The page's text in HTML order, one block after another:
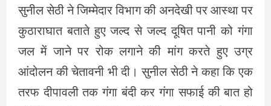
सुनील सेठी ने जिम्मेदार विभाग की अनदेखी पर आस्था पर
कुठाराघात बताते हुए जल्द से जल्द दूषित पानी को गंगा
जल में जाने पर रोक लगाने की मांग करते हुए उग्र
आंदोलन की चेतावनी भी दी। सुनील सेठी ने कहा कि एक
तरफ दीपावली तक गंगा बंदी कर गंगा सफाई की बात हो